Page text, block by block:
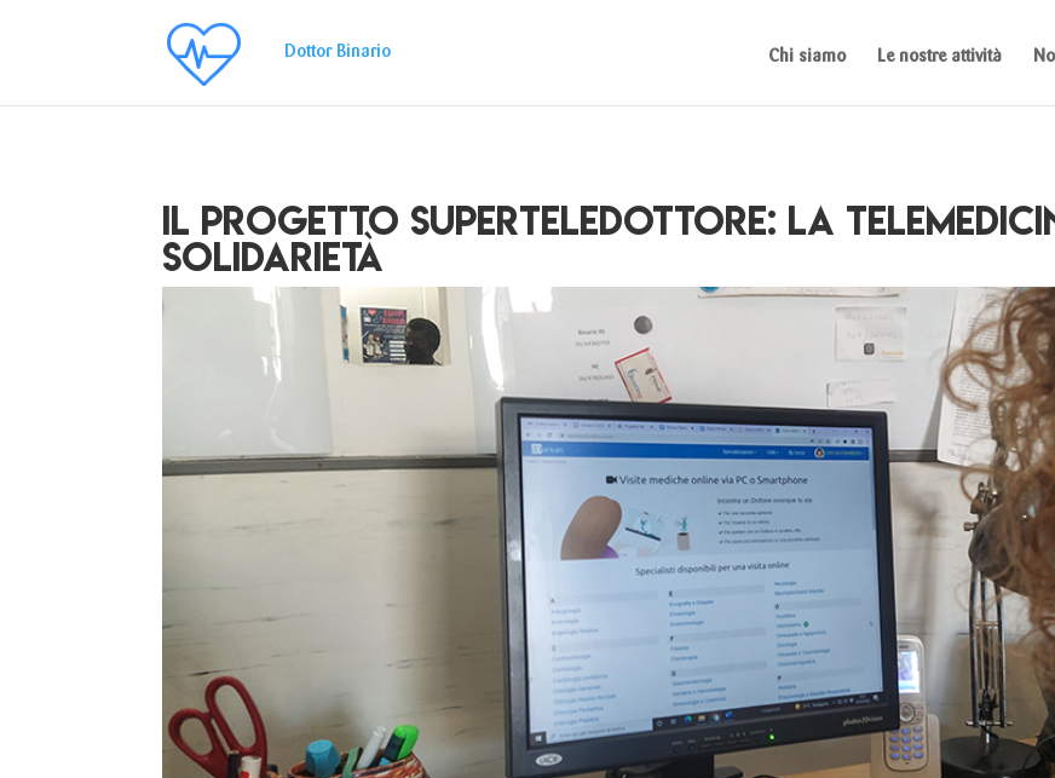
Chi siamo Le nostre attività
Il progetto SuperTeleDottore: la
solidarietà